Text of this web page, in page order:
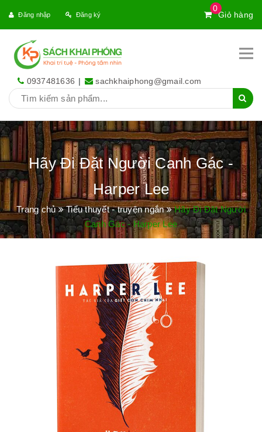
0
Giỏ hàng
Đăng nhập Đăng ký
0937481636 | sachkhaiphong@gmail.com
Hãy Đi Đặt Người Canh Gác -
Harper Lee
Trang chủ Tiểu thuyết - truyện ngắn
Hãy Đi Đặt Người
Canh Gác - Harper Lee